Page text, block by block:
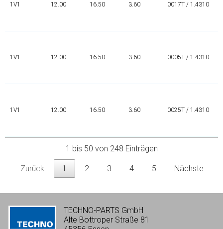
1V1 12.00 16.50 3.60 0017T / 1.4310
1V1 12.00 16.50 3.60 0005T / 1.4310
1V1 12.00 16.50 3.60 0025T / 1.4310
1 bis 50 von 248 Einträgen
Zurück 1 2 3 4 5 Nächste
TECHNO-PARTS GmbH
Alte Bottroper Straße 81